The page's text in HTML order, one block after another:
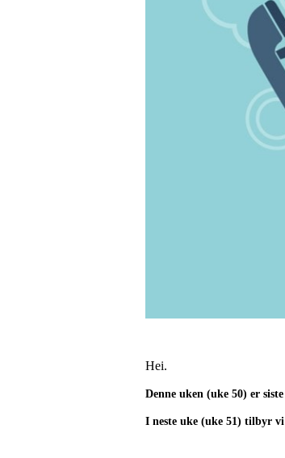
Hei.
Denne uken (uke 50) er
I neste uke (uke 51) tilbyr vi